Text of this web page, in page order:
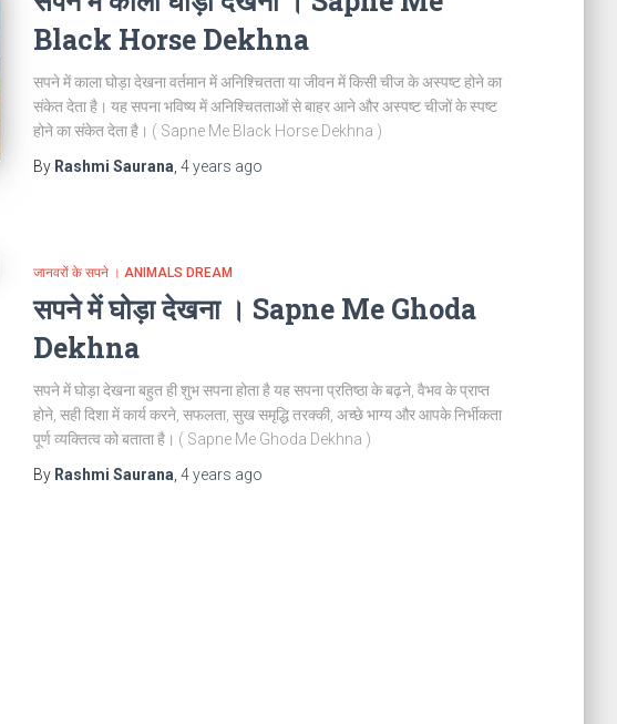
Black Horse Dekhna
सपने में काला घोड़ा देखना वर्तमान में अनिश्चितता या जीवन में किसी चीज के अस्पष्ट होने का
संकेत देता है। यह सपना भविष्य में अनिश्चितताओं से बाहर आने और अस्पष्ट चीजों के स्पष्ट
होने का संकेत देता है। ( Sapne Me Black Horse Dekhna )
By Rashmi Saurana 4 years ago
जानवरों के सपने । ANIMALS DREAM
सपने में घोड़ा देखना । Sapne Me Ghoda
Dekhna
सपने में घोड़ा देखना बहुत ही शुभ सपना होता है यह सपना प्रतिष्ठा के बढ़ने, वैभव के प्राप्त
होने, सही दिशा में कार्य करने, सफलता, सुख समृद्धि तरक्की, अच्छे भाग्य और आपके निर्भीकता
पूर्ण व्यक्तित्व को बताता है। ( Sapne Me Ghoda Dekhna )
By Rashmi Saurana 4 years ago